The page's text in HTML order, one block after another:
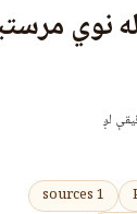
نوي
لږ
1 sources